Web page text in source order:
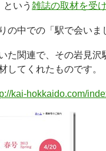
いう 雑誌の取材を受
の中での「駅で会いま
た関連で、その岩見沢
してくれたものです。
kai-hokkaido.com/